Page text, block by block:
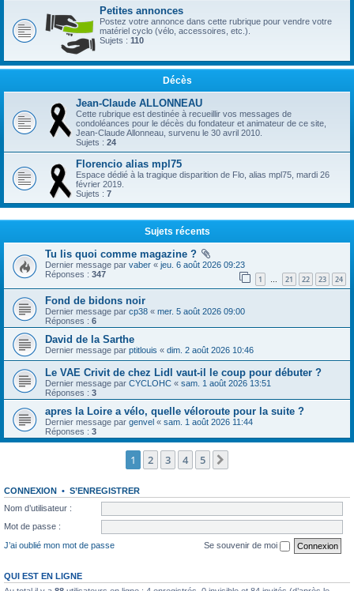
Petites annonces
Postez votre annonce dans cette rubrique pour vendre votre
matériel cyclo (vélo, accessoires, etc.).
Sujets : 110
Décès
Jean-Claude ALLONNEAU
Cette rubrique est destinée à recueillir vos messages de
condoléances pour le décès du fondateur et animateur de ce site,
Jean-Claude Allonneau, survenu le 30 avril 2010.
Sujets : 24
Florencio alias mpl75
Espace dédié à la tragique disparition de Flo, alias mpl75, mardi 26
février 2019.
Sujets : 7
Sujets récents
Tu lis quoi comme magazine ?
Dernier message par vaber « jeu. 6 août 2026 09:23
Réponses : 347 1 … 21 22 23 24
Fond de bidons noir
Dernier message par cp38 « mer. 5 août 2026 09:00
Réponses : 6
David de la Sarthe
Dernier message par ptitlouis « dim. 2 août 2026 10:46
Le VAE Crivit de chez Lidl vaut-il le coup pour débuter ?
Dernier message par CYCLOHC « sam. 1 août 2026 13:51
Réponses : 3
apres la Loire a vélo, quelle véloroute pour la suite ?
Dernier message par genvel « sam. 1 août 2026 11:44
Réponses : 3
1 2 3 4 5
CONNEXION • S’ENREGISTRER
Nom d’utilisateur :
Mot de passe :
J’ai oublié mon mot de passe
Se souvenir de moi
QUI EST EN LIGNE